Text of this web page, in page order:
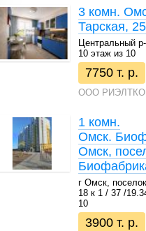
3 комн.
Тарская,
Центральный
10 этаж из 10
7750 т. р.
ООО
1 комн.
Омск.
Омск,
г Омск,
18 к 1 / 37 /
10
3900 т. р.